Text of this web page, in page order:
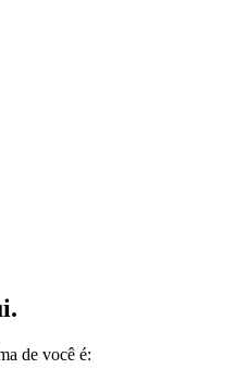
de você é: